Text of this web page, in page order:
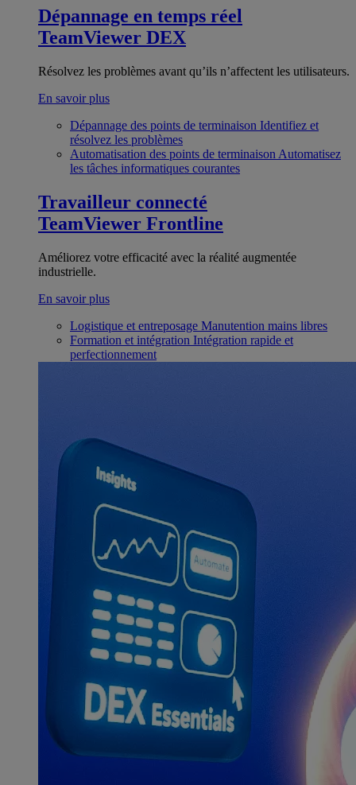
Dépannage en temps réel
TeamViewer DEX
Résolvez les problèmes avant qu’ils n’affectent les utilisateurs.
En savoir plus
Dépannage des points de terminaison Identifiez et
résolvez les problèmes
Automatisation des points de terminaison Automatisez
les tâches informatiques courantes
Travailleur connecté
TeamViewer Frontline
Améliorez votre efficacité avec la réalité augmentée
industrielle.
En savoir plus
Logistique et entreposage Manutention mains libres
Formation et intégration Intégration rapide et
perfectionnement